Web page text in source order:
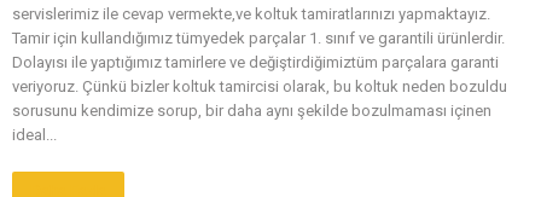
servislerimiz ile cevap vermekte,ve koltuk tamiratlarınızı yapmaktayız.
Tamir için kullandığımız tümyedek parçalar 1. sınıf ve garantili ürünlerdir.
Dolayısı ile yaptığımız tamirlere ve değiştirdiğimiztüm parçalara garanti
veriyoruz. Çünkü bizler koltuk tamircisi olarak, bu koltuk neden bozuldu
sorusunu kendimize sorup, bir daha aynı şekilde bozulmaması içinen
ideal...